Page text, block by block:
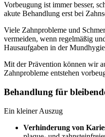
Vorbeugung ist immer besser,
akute Behandlung erst bei
Viele Zahnprobleme und
vermeiden, wenn regelmäßig
Hausaufgaben in der
Mit der Prävention können wir
Zahnprobleme entstehen
Behandlung für
Ein kleiner Auszug
Verhinderung von